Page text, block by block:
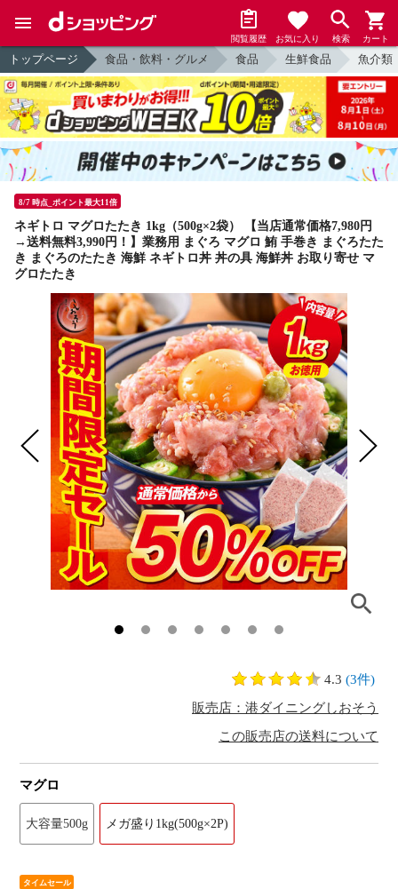
閲覧履歴 お気に入り 検索 カート
トップページ 食品・飲料・グルメ 食品 生鮮食品 魚介
8/7 時点_ポイント最大11倍
ネギトロ マグロたたき 1kg（500g×2袋） 【当店通常価格7,980円
→送料無料3,990円！】業務用 まぐろ マグロ 鮪 手巻き まぐろたた
き まぐろのたたき 海鮮 ネギトロ丼 丼の具 海鮮丼 お取り寄せ マ
グロたたき
4.3 (3件)
販売店：港ダイニングしおそう
この販売店の送料について
マグロ
大容量500g メガ盛り1kg(500g×2P)
タイムセール